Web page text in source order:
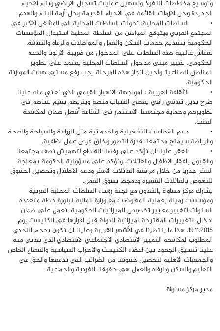
وتوسيع مخططات النفوذ وتسهيل عمليات تسجيل الاراضي وبناء الاحياء
الجديدة وحل الازمات القائمة في الاحياء القديمة وحل أزمة البناء والهدم.
• السلطات المحلية: تحولت السلطات المحلية الى المشغل الاكبر في
المجتمع العربي ويتوقع المواطن من السلطة المحلية استبدال المؤسسات
الحكومية بتقديم خدمات السكن والعمل والمواصلات والرفاه والثقافة.
تعتاش غالبية هذه السلطات على المدخول من ضريبة الارنونا والدعم
الحكومي. تغيير مبنى مدخول السلطات المحلية يعتمد على تطوير
المناطق الصناعية ولحين انجاز هذه المرحلة يجب رفع مستوى هبات الموازنة
الحكومية.
• الثقافة العربية : لمواجهة الانهيار القيمي الذي نعاني منه علينا
طرح بديل ثقافي راقي يعطي الشباب منصة ويثريهم بقيم تساهم في
تطويرهم وحماية مجتمعنا. الاستثمار في الثقافة أفضل ضمان لمكافحة
العنف.
• دعم القطاعات التشغيلية والخدماتية مثل الزراعة والسياحة والصحة
والرياضة سيمنح مجتمعنا قدرة التطور وخلق فرص عمل اضافية.
• الفقر: علينا ان نؤكد على رفضنا القاطع لتهميش نصف مجتمعنا
والقبول بافقار الاطفال والعائلات. ونؤكد على مسؤولية الحكومة بمعالجة
الفقر جذريا من خلال مرافقة العائلات الافقر ودعم الاطفال وتحصيل الحقوق
للنهوض بالعائلات الفقيرة ودمجها بسوق العمل.
يشارك مركز مساواة بالتعاون مع لجنة رؤساء السلطات المحلية العربية
ومؤسسات زميلة بعملية المفاوضات مع وزارة المالية لبلورة خطة متعددة
السنوات لتغيير معايير تخصيص الميزانيات الحكومية. نعمل على ضمان
ادخال التغييرات المقترحة لميزانية الدولة قبل اقرارها في الكنيست يوم
19.11.2015. هذا ما ينتظرنا في الأشهر القريبة وعلينا ان نكون بحجم التحدي
المطلوب لمكافحة التمييز الاقتصادي الاجتماعي الاقتصادي الذي نعاني منه.
علينا تنسيق الجهود بين اعضاء الكنيست والاحزاب السياسية والقطاع الخاص
والجمعيات الاهلية لتحصيل حقوقنا من الضرائب التي ندفعها والحق في
التعليم والسكن والرفاه والعمل هي حقوقنا الفردية والجماعية.
مدير مركز مساواة